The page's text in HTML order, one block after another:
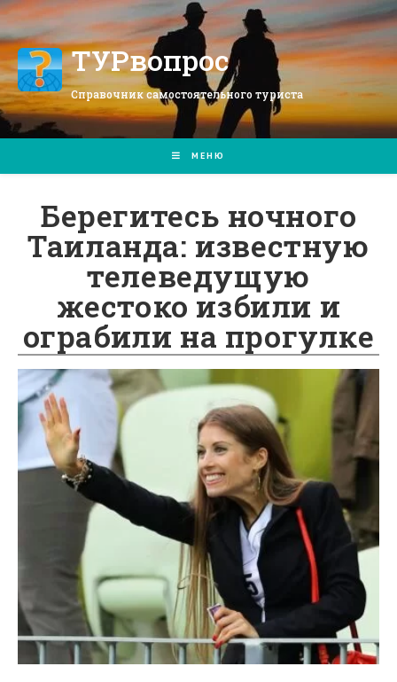
Перейти
к
содержимомуТУРвопрос
Справочник самостоятельного туриста
МЕНЮ
Берегитесь ночного
Таиланда: известную
телеведущую
жестоко избили и
ограбили на прогулке